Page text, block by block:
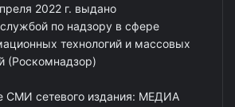
2022 г. выдано
по надзору в сфере
технологий и массовых
(Роскомнадзор)
СМИ сетевого издания: МЕДИА